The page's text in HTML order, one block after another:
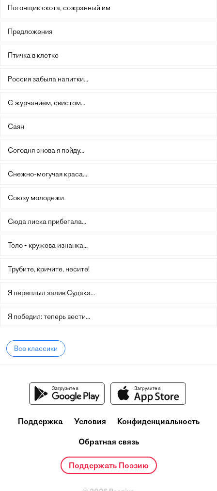
Погонщик скота, сожранный им
Предложения
Птичка в клетке
Россия забыла напитки...
С журчанием, свистом...
Саян
Сегодня снова я пойду...
Снежно-могучая краса...
Союзу молодежи
Сюда лиска прибегала...
Тело - кружева изнанка...
Трубите, кричите, несите!
Я переплыл залив Судака...
Я победил: теперь вести...
Все классики
Поддержка Условия Конфиденциальность
Обратная связь
Поддержать Поэзию